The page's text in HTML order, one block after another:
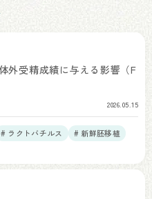
外受精成績に与える影響（F
2026.05.15
# ラクトバチルス
# 新鮮胚移植